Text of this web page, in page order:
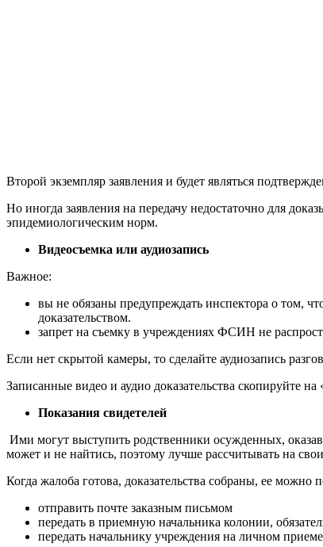
Второй экземпляр заявления и будет являться
Но иногда заявления на передачу недостаточно для
эпидемиологическим норм.
Видеосъемка или аудиозапись
Важное:
вы не обязаны предупреждать инспектора о том,
доказательством.
запрет на съемку в учреждениях ФСИН не
Если нет скрытой камеры, то сделайте аудиозапись
Записанные видео и аудио доказательства скопируйте
Показания свидетелей
Ими могут выступить родственники осужденных,
может и не найтись, поэтому лучше рассчитывать на
Когда жалоба готова, доказательства собраны, ее
отправить почте заказным письмом
передать в приемную начальника колонии,
передать начальнику учреждения на личном приеме